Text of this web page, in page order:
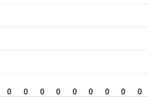
0 0 0 0 0 0 0 0 0